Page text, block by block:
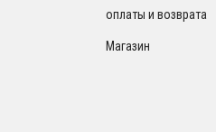
оплаты и возврата
Магазин